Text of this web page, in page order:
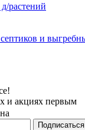
растений
и
и акциях первым